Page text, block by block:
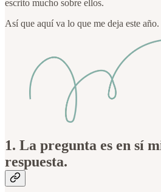
escrito mucho sobre ellos.
Así que aquí va lo que me deja este año.
1. La pregunta es en sí
respuesta.